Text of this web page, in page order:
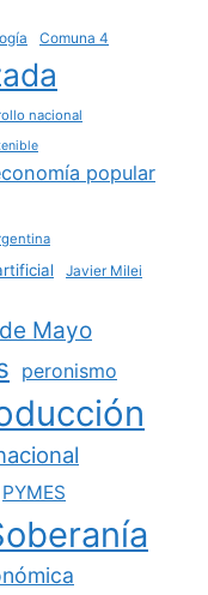
Comuna 4
nacional
popular
Javier Milei
Mayo
peronismo
PYMES